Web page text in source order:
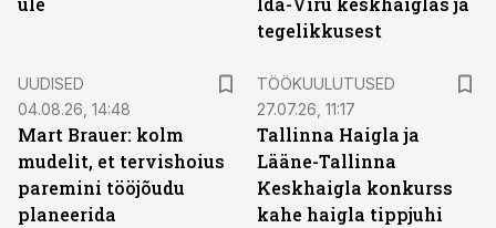
tegelikkusest
UUDISED
04.08.26, 14:48
Mart Brauer: kolm
mudelit, et tervishoius
paremini tööjõudu
planeerida
TÖÖKUULUTUSED
27.07.26, 11:17
Tallinna Haigla ja
Lääne-Tallinna
Keskhaigla konkurss
kahe haigla tippjuhi